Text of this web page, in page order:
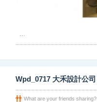
Wpd_0717 大禾設計公司
What are your friends sharing?